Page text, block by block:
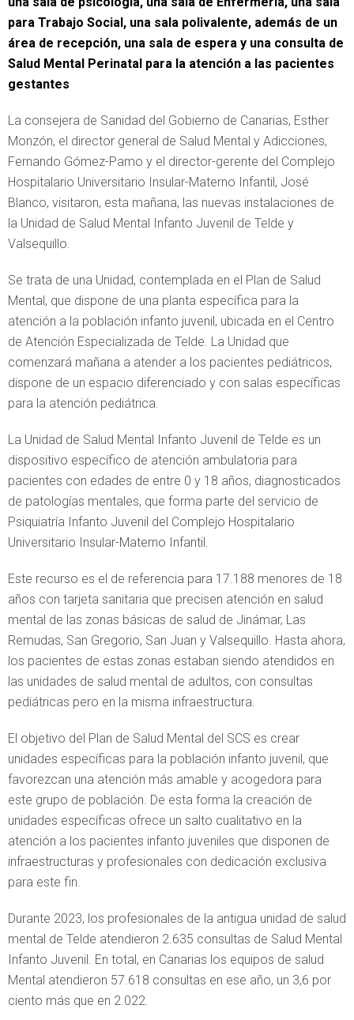
para Trabajo Social, una sala polivalente, además de un
área de recepción, una sala de espera y una consulta de
Salud Mental Perinatal para la atención a las pacientes
gestantes
La consejera de Sanidad del Gobierno de Canarias, Esther
Monzón, el director general de Salud Mental y Adicciones,
Fernando Gómez-Pamo y el director-gerente del Complejo
Hospitalario Universitario Insular-Materno Infantil, José
Blanco, visitaron, esta mañana, las nuevas instalaciones de
la Unidad de Salud Mental Infanto Juvenil de Telde y
Valsequillo.
Se trata de una Unidad, contemplada en el Plan de Salud
Mental, que dispone de una planta específica para la
atención a la población infanto juvenil, ubicada en el Centro
de Atención Especializada de Telde. La Unidad que
comenzará mañana a atender a los pacientes pediátricos,
dispone de un espacio diferenciado y con salas específicas
para la atención pediátrica.
La Unidad de Salud Mental Infanto Juvenil de Telde es un
dispositivo específico de atención ambulatoria para
pacientes con edades de entre 0 y 18 años, diagnosticados
de patologías mentales, que forma parte del servicio de
Psiquiatría Infanto Juvenil del Complejo Hospitalario
Universitario Insular-Materno Infantil.
Este recurso es el de referencia para 17.188 menores de 18
años con tarjeta sanitaria que precisen atención en salud
mental de las zonas básicas de salud de Jinámar, Las
Remudas, San Gregorio, San Juan y Valsequillo. Hasta ahora,
los pacientes de estas zonas estaban siendo atendidos en
las unidades de salud mental de adultos, con consultas
pediátricas pero en la misma infraestructura.
El objetivo del Plan de Salud Mental del SCS es crear
unidades específicas para la población infanto juvenil, que
favorezcan una atención más amable y acogedora para
este grupo de población. De esta forma la creación de
unidades específicas ofrece un salto cualitativo en la
atención a los pacientes infanto juveniles que disponen de
infraestructuras y profesionales con dedicación exclusiva
para este fin.
Durante 2023, los profesionales de la antigua unidad de salud
mental de Telde atendieron 2.635 consultas de Salud Mental
Infanto Juvenil. En total, en Canarias los equipos de salud
Mental atendieron 57.618 consultas en ese año, un 3,6 por
ciento más que en 2.022.